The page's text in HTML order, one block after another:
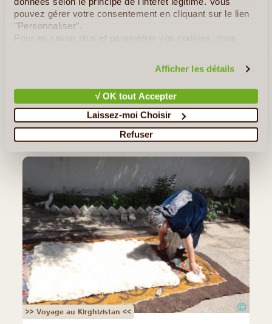
pouvez gérer votre consentement en cliquant sur le lien
"Personnaliser".
Pour en savoir plus et paramétrer vos cookies, nous
Afficher les détails
√ OK tout Accepter
Laissez-moi Choisir
Refuser
>> Voyage au Kirghizistan << ©
ERIC B.
Bonjour Organisation du voyage par Serguei impeccable ,
efficace , rigolote , volontaire ..... bref que des qualités !!!! Grâce à
elle , voyage très réussi ......... chauffeur (...)
Lire la suite ≻
>> Voyage au Kirghizistan << ©